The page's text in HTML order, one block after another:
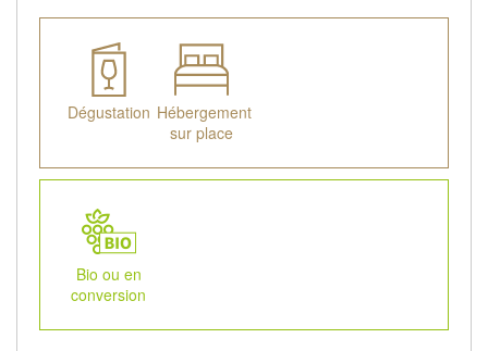
Dégustation Hébergement
sur place
Bio ou en
conversion